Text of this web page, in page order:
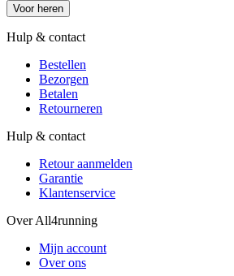
Voor heren
Hulp & contact
Bestellen
Bezorgen
Betalen
Retourneren
Hulp & contact
Retour aanmelden
Garantie
Klantenservice
Over All4running
Mijn account
Over ons